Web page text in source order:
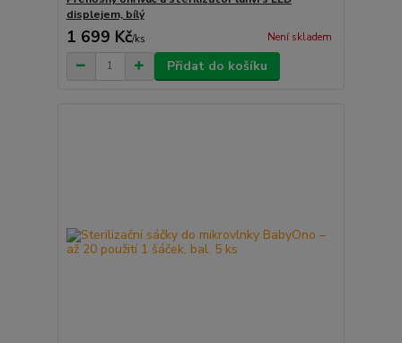
displejem, bílý
1 699 Kč/ks Není skladem
Přidat do košíku